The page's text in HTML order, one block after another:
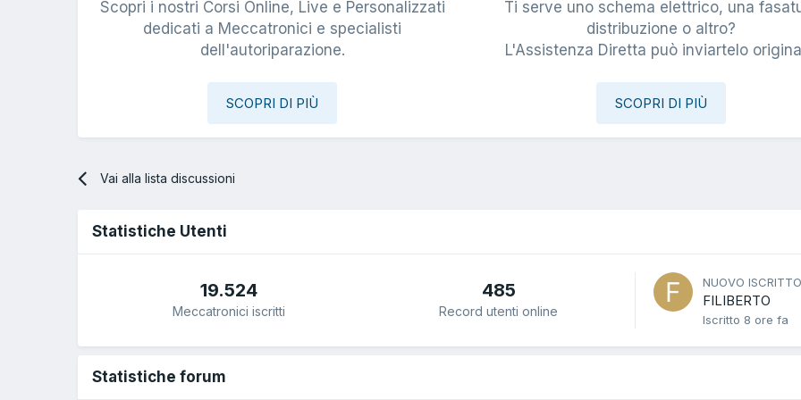
Scopri i nostri Corsi Online, Live e Personalizzati
dedicati a Meccatronici e specialisti
dell'autoriparazione.
SCOPRI DI PIÙ
Ti serve uno schema elettrico, una
distribuzione o altro?
L'Assistenza Diretta può inviartelo
SCOPRI DI PIÙ
Vai alla lista discussioni
Statistiche Utenti
19.524
Meccatronici iscritti
485
Record utenti online
NUOVO ISCRITTO
FILIBERTO
Iscritto 8 ore fa
Statistiche forum